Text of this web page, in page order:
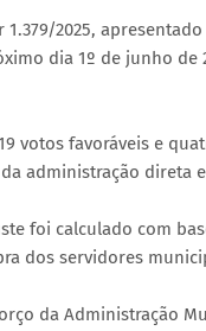
1.379/2025,
dia 1º de junho de
votos favoráveis e
administração direta
foi calculado com
dos servidores
da Administração